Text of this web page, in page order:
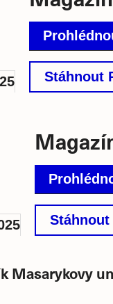
Stáhnout
Stáhnout
Masarykovy